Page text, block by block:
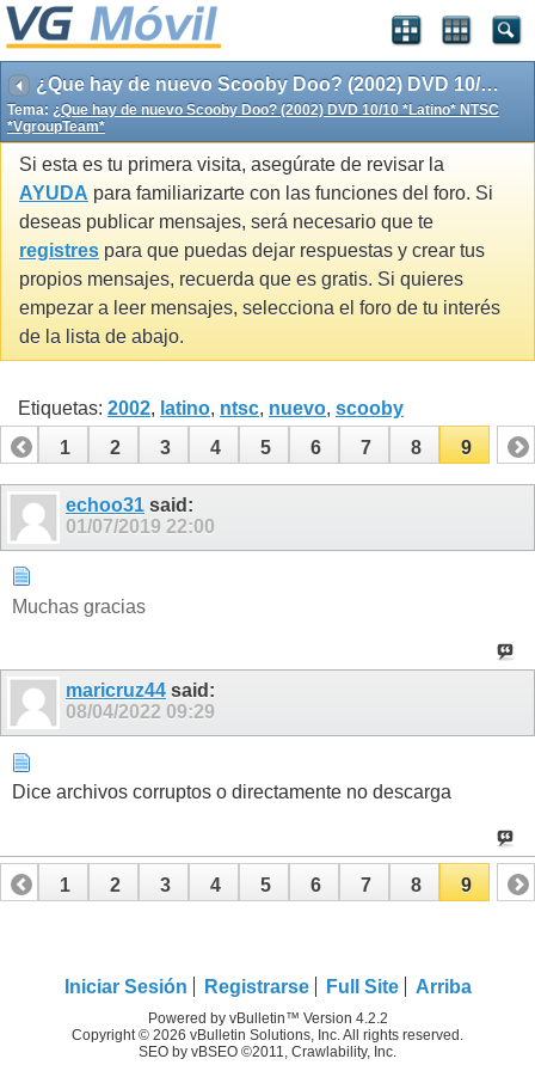
¿Que hay de nuevo Scooby Doo? (2002) DVD 10/10 *Latino* NTSC *VgroupTeam*
Tema: ¿Que hay de nuevo Scooby Doo? (2002) DVD 10/10 *Latino* NTSC
*VgroupTeam*
Si esta es tu primera visita, asegúrate de revisar la
AYUDA para familiarizarte con las funciones del foro. Si
deseas publicar mensajes, será necesario que te
registres para que puedas dejar respuestas y crear tus
propios mensajes, recuerda que es gratis. Si quieres
empezar a leer mensajes, selecciona el foro de tu interés
de la lista de abajo.
Etiquetas: 2002, latino, ntsc, nuevo, scooby
1
2 3 4 5 6 7 8 9
echoo31 said:
01/07/2019 22:00
Muchas gracias
maricruz44 said:
08/04/2022 09:29
Dice archivos corruptos o directamente no descarga
1 2 3 4 5 6 7 8 9
Iniciar Sesión Registrarse Full Site Arriba
Powered by vBulletin™ Version 4.2.2
Copyright © 2026 vBulletin Solutions, Inc. All rights reserved.
SEO by vBSEO ©2011, Crawlability, Inc.